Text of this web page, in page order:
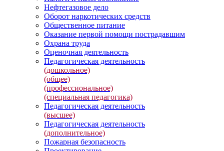
Нефтегазовое дело
Оборот наркотических средств
Общественное питание
Оказание первой помощи пострадавшим
Охрана труда
Оценочная деятельность
Педагогическая деятельность
(дошкольное)
(общее)
(профессиональное)
(специальная педагогика)
Педагогическая деятельность
(высшее)
Педагогическая деятельность
(дополнительное)
Пожарная безопасность